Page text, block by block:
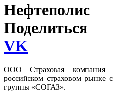
Нефтеполис
Поделиться
VK
ООО Страховая компания
российском страховом рынке
группы «СОГАЗ».